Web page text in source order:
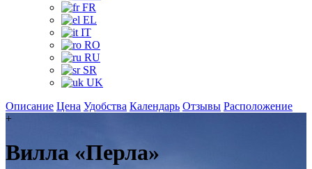
FR
EL
IT
RO
RU
SR
UK
Описание Цена Удобства Календарь Отзывы Расположение
+
Вилла «Перла»